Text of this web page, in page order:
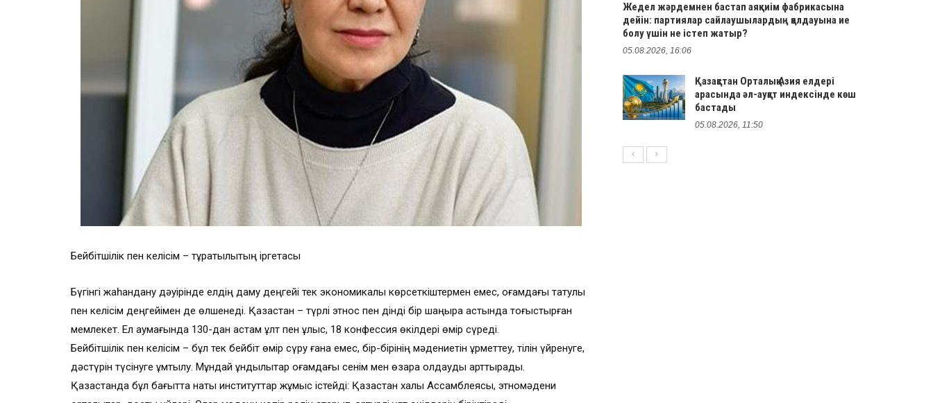
Бейбітшілік пен келісім – тұрақтылықтың іргетасы
Бүгінгі жаһандану дәуірінде елдің даму деңгейі тек экономикалық көрсеткіштермен емес, қоғамдағы татулық
пен келісім деңгейімен де өлшенеді. Қазақстан – түрлі этнос пен дінді бір шаңырақ астында тоғыстырған
мемлекет. Ел аумағында 130-дан астам ұлт пен ұлыс, 18 конфессия өкілдері өмір сүреді.
Бейбітшілік пен келісім – бұл тек бейбіт өмір сүру ғана емес, бір-бірінің мәдениетін құрметтеу, тілін үйренуге,
дәстүрін түсінуге ұмтылу. Мұндай құндылықтар қоғамдағы сенім мен өзара қолдауды арттырады.
Қазақстанда бұл бағытта нақты институттар жұмыс істейді: Қазақстан халқы Ассамблеясы, этномәдени
Жедел жәрдемнен бастап аяқкиім фабрикасына
дейін: партиялар сайлаушылардың қолдауына ие
болу үшін не істеп жатыр?
05.08.2026, 16:06
Қазақстан Орталық Азия елдері
арасында әл-ауқат индексінде көш
бастады
05.08.2026, 11:50